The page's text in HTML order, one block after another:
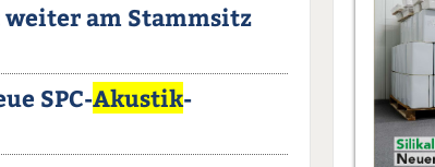
am Stammsitz
SPC-Akustik-